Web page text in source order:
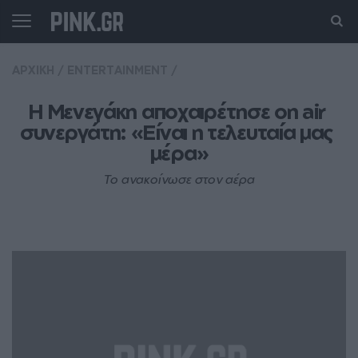
Η Μενεγάκη αποχαιρέτησε on air
συνεργάτη: «Είναι η τελευταία μας
μέρα»
Το ανακοίνωσε στον αέρα